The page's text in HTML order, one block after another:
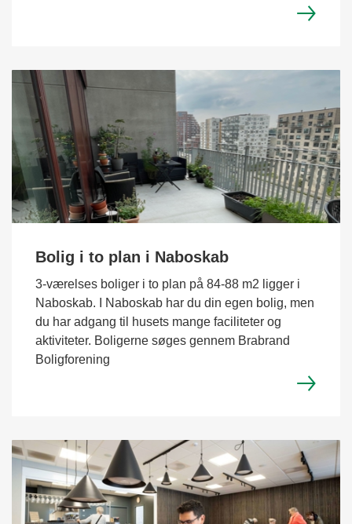
Bolig i to plan i Naboskab
3-værelses boliger i to plan på 84-88 m2 ligger i
Naboskab. I Naboskab har du din egen bolig, men
du har adgang til husets mange faciliteter og
aktiviteter. Boligerne søges gennem Brabrand
Boligforening